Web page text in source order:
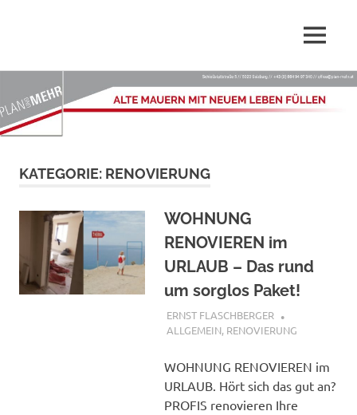
Inhalt
springen
Mehr.at
–
Alte
Mauern
mit
neuem
PLAN
und
MEHR
GmbH
sind
rund
Planen,
Renovieren,
Sanieren
Innenarchitektur
MENÜ
KATEGORIE: RENOVIERUNG
WOHNUNG
RENOVIEREN im
URLAUB – Das rund
um sorglos Paket!
7. MÄRZ 2019
ERNST FLASCHBERGER
ALLGEMEIN, RENOVIERUNG
WOHNUNG RENOVIEREN im
URLAUB. Hört sich das gut an?
PROFIS renovieren Ihre